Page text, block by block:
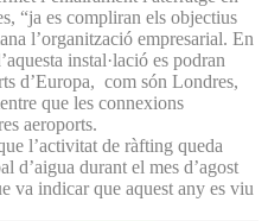
“ja es compliran els objectius
l’organització empresarial. En
instal·lació es podran
d’Europa, com són Londres,
que les connexions
aeroports.
l’activitat de ràfting queda
d’aigua durant el mes d’agost
va indicar que aquest any es viu